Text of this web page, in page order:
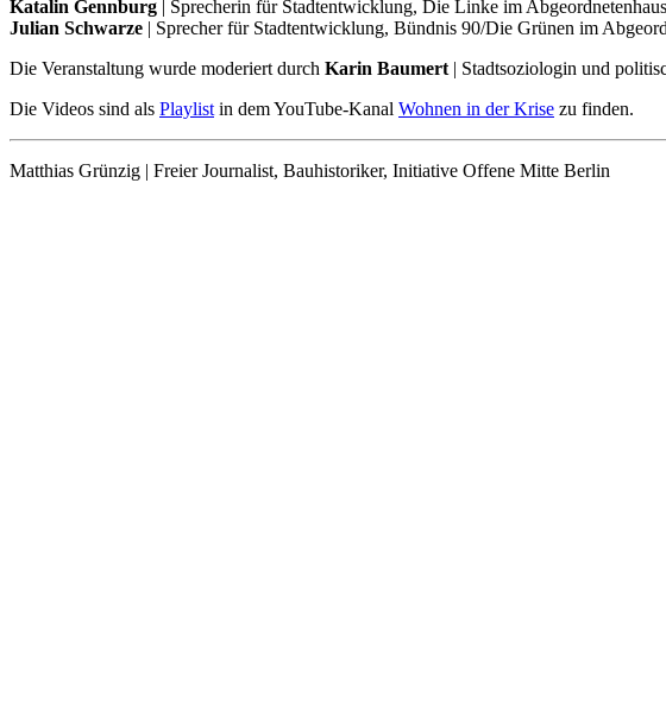
Katalin Gennburg | Sprecherin für Stadtentwicklung, Die Linke im
Julian Schwarze | Sprecher für Stadtentwicklung, Bündnis 90/Die Grünen im
Die Veranstaltung wurde moderiert durch Karin Baumert | Stadtsoziologin und
Die Videos sind als Playlist in dem YouTube-Kanal Wohnen in der Krise zu finden.
Matthias Grünzig | Freier Journalist, Bauhistoriker, Initiative Offene Mitte Berlin